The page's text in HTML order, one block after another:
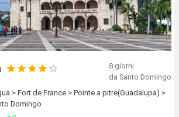
8 giorni
da Santo Domingo
> Fort de France > Pointe a pitre(Guadalupa) >
Domingo